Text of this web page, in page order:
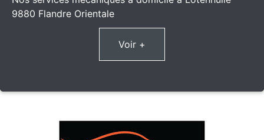
9880 Flandre Orientale
Voir +